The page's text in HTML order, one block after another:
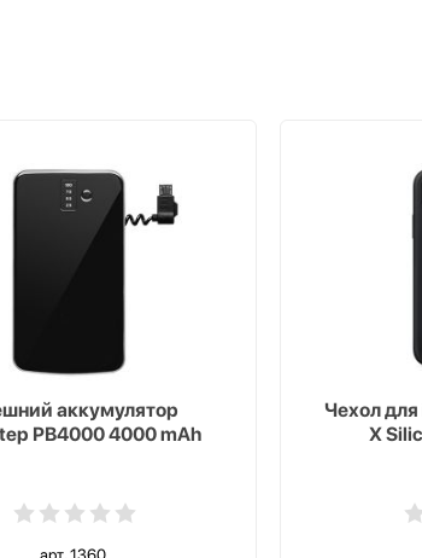
аккумулятор
PB4000 4000 mAh
Чехол для
X